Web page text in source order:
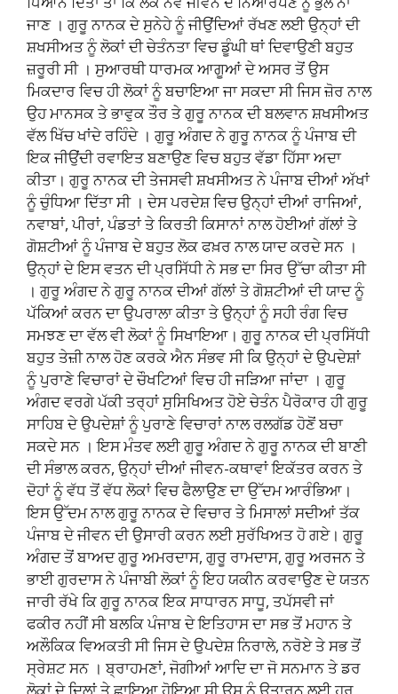
ਜਾਣ । ਗੁਰੂ ਨਾਨਕ ਦੇ ਸੁਨੇਹੇ ਨੂੰ ਜੀਉਂਦਿਆਂ ਰੱਖਣ ਲਈ ਉਨ੍ਹਾਂ ਦੀ
ਸ਼ਖਸੀਅਤ ਨੂੰ ਲੋਕਾਂ ਦੀ ਚੇਤੰਨਤਾ ਵਿਚ ਡੂੰਘੀ ਥਾਂ ਦਿਵਾਉਣੀ ਬਹੁਤ
ਜ਼ਰੂਰੀ ਸੀ । ਸੁਆਰਥੀ ਧਾਰਮਕ ਆਗੂਆਂ ਦੇ ਅਸਰ ਤੋਂ ਉਸ
ਮਿਕਦਾਰ ਵਿਚ ਹੀ ਲੋਕਾਂ ਨੂੰ ਬਚਾਇਆ ਜਾ ਸਕਦਾ ਸੀ ਜਿਸ ਜ਼ੋਰ ਨਾਲ
ਉਹ ਮਾਨਸਕ ਤੇ ਭਾਵੁਕ ਤੌਰ ਤੇ ਗੁਰੂ ਨਾਨਕ ਦੀ ਬਲਵਾਨ ਸ਼ਖਸੀਅਤ
ਵੱਲ ਖਿੱਚ ਖਾਂਦੇ ਰਹਿੰਦੇ । ਗੁਰੂ ਅੰਗਦ ਨੇ ਗੁਰੂ ਨਾਨਕ ਨੂੰ ਪੰਜਾਬ ਦੀ
ਇਕ ਜੀਉਂਦੀ ਰਵਾਇਤ ਬਣਾਉਣ ਵਿਚ ਬਹੁਤ ਵੱਡਾ ਹਿੱਸਾ ਅਦਾ
ਕੀਤਾ। ਗੁਰੂ ਨਾਨਕ ਦੀ ਤੇਜਸਵੀ ਸ਼ਖਸੀਅਤ ਨੇ ਪੰਜਾਬ ਦੀਆਂ ਅੱਖਾਂ
ਨੂੰ ਚੁੰਧਿਆ ਦਿੱਤਾ ਸੀ । ਦੇਸ ਪਰਦੇਸ਼ ਵਿਚ ਉਨ੍ਹਾਂ ਦੀਆਂ ਰਾਜਿਆਂ,
ਨਵਾਬਾਂ, ਪੀਰਾਂ, ਪੰਡਤਾਂ ਤੇ ਕਿਰਤੀ ਕਿਸਾਨਾਂ ਨਾਲ ਹੋਈਆਂ ਗੱਲਾਂ ਤੇ
ਗੋਸ਼ਟੀਆਂ ਨੂੰ ਪੰਜਾਬ ਦੇ ਬਹੁਤ ਲੋਕ ਫਖ਼ਰ ਨਾਲ ਯਾਦ ਕਰਦੇ ਸਨ ।
ਉਨ੍ਹਾਂ ਦੇ ਇਸ ਵਤਨ ਦੀ ਪ੍ਰਸਿੱਧੀ ਨੇ ਸਭ ਦਾ ਸਿਰ ਉੱਚਾ ਕੀਤਾ ਸੀ
। ਗੁਰੂ ਅੰਗਦ ਨੇ ਗੁਰੂ ਨਾਨਕ ਦੀਆਂ ਗੱਲਾਂ ਤੇ ਗੋਸ਼ਟੀਆਂ ਦੀ ਯਾਦ ਨੂੰ
ਪੱਕਿਆਂ ਕਰਨ ਦਾ ਉਪਰਾਲਾ ਕੀਤਾ ਤੇ ਉਨ੍ਹਾਂ ਨੂੰ ਸਹੀ ਰੰਗ ਵਿਚ
ਸਮਝਣ ਦਾ ਵੱਲ ਵੀ ਲੋਕਾਂ ਨੂੰ ਸਿਖਾਇਆ। ਗੁਰੂ ਨਾਨਕ ਦੀ ਪ੍ਰਸਿੱਧੀ
ਬਹੁਤ ਤੇਜ਼ੀ ਨਾਲ ਹੋਣ ਕਰਕੇ ਐਨ ਸੰਭਵ ਸੀ ਕਿ ਉਨ੍ਹਾਂ ਦੇ ਉਪਦੇਸ਼ਾਂ
ਨੂੰ ਪੁਰਾਣੇ ਵਿਚਾਰਾਂ ਦੇ ਚੌਖਟਿਆਂ ਵਿਚ ਹੀ ਜੜਿਆ ਜਾਂਦਾ । ਗੁਰੂ
ਅੰਗਦ ਵਰਗੇ ਪੱਕੀ ਤਰ੍ਹਾਂ ਸੁਸਿਖਿਅਤ ਹੋਏ ਚੇਤੰਨ ਪੈਰੋਕਾਰ ਹੀ ਗੁਰੂ
ਸਾਹਿਬ ਦੇ ਉਪਦੇਸ਼ਾਂ ਨੂੰ ਪੁਰਾਣੇ ਵਿਚਾਰਾਂ ਨਾਲ ਰਲਗੱਡ ਹੋਣੋਂ ਬਚਾ
ਸਕਦੇ ਸਨ । ਇਸ ਮੰਤਵ ਲਈ ਗੁਰੂ ਅੰਗਦ ਨੇ ਗੁਰੂ ਨਾਨਕ ਦੀ ਬਾਣੀ
ਦੀ ਸੰਭਾਲ ਕਰਨ, ਉਨ੍ਹਾਂ ਦੀਆਂ ਜੀਵਨ-ਕਥਾਵਾਂ ਇਕੱਤਰ ਕਰਨ ਤੇ
ਦੋਹਾਂ ਨੂੰ ਵੱਧ ਤੋਂ ਵੱਧ ਲੋਕਾਂ ਵਿਚ ਫੈਲਾਉਣ ਦਾ ਉੱਦਮ ਆਰੰਭਿਆ।
ਇਸ ਉੱਦਮ ਨਾਲ ਗੁਰੂ ਨਾਨਕ ਦੇ ਵਿਚਾਰ ਤੇ ਮਿਸਾਲਾਂ ਸਦੀਆਂ ਤੱਕ
ਪੰਜਾਬ ਦੇ ਜੀਵਨ ਦੀ ਉਸਾਰੀ ਕਰਨ ਲਈ ਸੁਰੱਖਿਅਤ ਹੋ ਗਏ। ਗੁਰੂ
ਅੰਗਦ ਤੋਂ ਬਾਅਦ ਗੁਰੂ ਅਮਰਦਾਸ, ਗੁਰੂ ਰਾਮਦਾਸ, ਗੁਰੂ ਅਰਜਨ ਤੇ
ਭਾਈ ਗੁਰਦਾਸ ਨੇ ਪੰਜਾਬੀ ਲੋਕਾਂ ਨੂੰ ਇਹ ਯਕੀਨ ਕਰਵਾਉਣ ਦੇ ਯਤਨ
ਜਾਰੀ ਰੱਖੇ ਕਿ ਗੁਰੂ ਨਾਨਕ ਇਕ ਸਾਧਾਰਨ ਸਾਧੂ, ਤਪੱਸਵੀ ਜਾਂ
ਫਕੀਰ ਨਹੀਂ ਸੀ ਬਲਕਿ ਪੰਜਾਬ ਦੇ ਇਤਿਹਾਸ ਦਾ ਸਭ ਤੋਂ ਮਹਾਨ ਤੇ
ਅਲੌਕਿਕ ਵਿਅਕਤੀ ਸੀ ਜਿਸ ਦੇ ਉਪਦੇਸ਼ ਨਿਰਾਲੇ, ਨਰੋਏ ਤੇ ਸਭ ਤੋਂ
ਸ੍ਰੇਸ਼ਟ ਸਨ । ਬ੍ਰਾਹਮਣਾਂ, ਜੋਗੀਆਂ ਆਦਿ ਦਾ ਜੋ ਸਨਮਾਨ ਤੇ ਡਰ